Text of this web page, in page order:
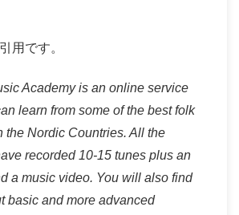
用です。
Academy is an online service
learn from some of the best folk
the Nordic Countries. All the
recorded 10-15 tunes plus an
a music video. You will also find
basic and more advanced